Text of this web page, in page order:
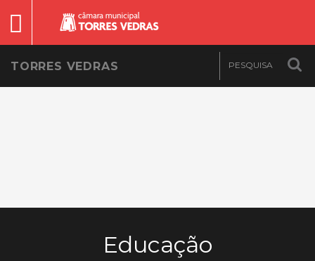
TORRES VEDRAS
Educação